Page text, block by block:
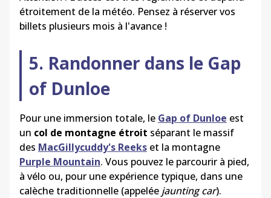
étroitement de la météo. Pensez à réserver vos
billets plusieurs mois à l'avance !
5. Randonner dans le Gap
of Dunloe
Pour une immersion totale, le Gap of Dunloe est
un col de montagne étroit séparant le massif
des MacGillycuddy's Reeks et la montagne
Purple Mountain. Vous pouvez le parcourir à pied,
à vélo ou, pour une expérience typique, dans une
calèche traditionnelle (appelée jaunting car).